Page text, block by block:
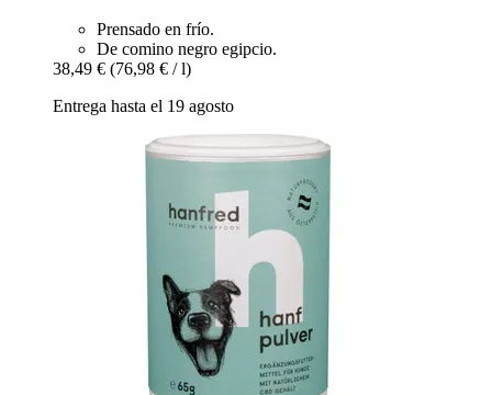
Prensado en frío.
De comino negro egipcio.
38,49 € (76,98 € / l)
Entrega hasta el 19 agosto